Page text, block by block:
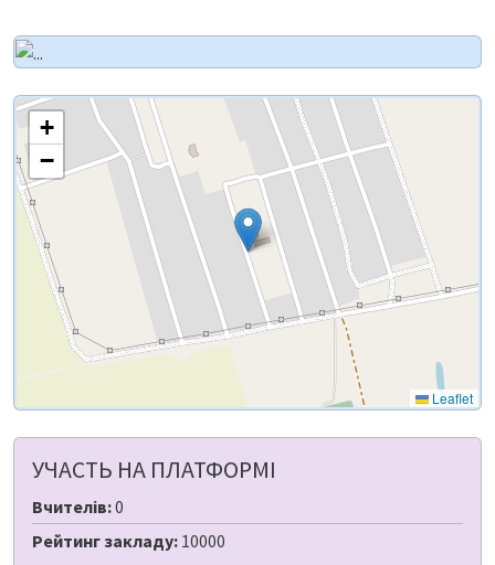
+
−
Leaflet
УЧАСТЬ НА ПЛАТФОРМІ
Вчителів:0
Рейтинг закладу: 10000